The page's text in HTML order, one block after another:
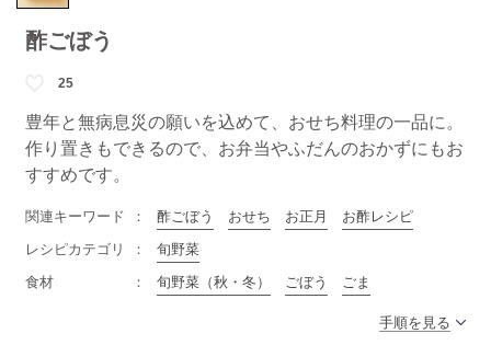
酢ごぼう
25
豊年と無病息災の願いを込めて、おせち料理の一品に。
作り置きもできるので、お弁当やふだんのおかずにもお
すすめです。
関連キーワード 酢ごぼう おせち お正月
お酢レシピ
レシピカテゴリ
旬野菜
食材
旬野菜（秋・冬） ごぼう ごま
手順を見る